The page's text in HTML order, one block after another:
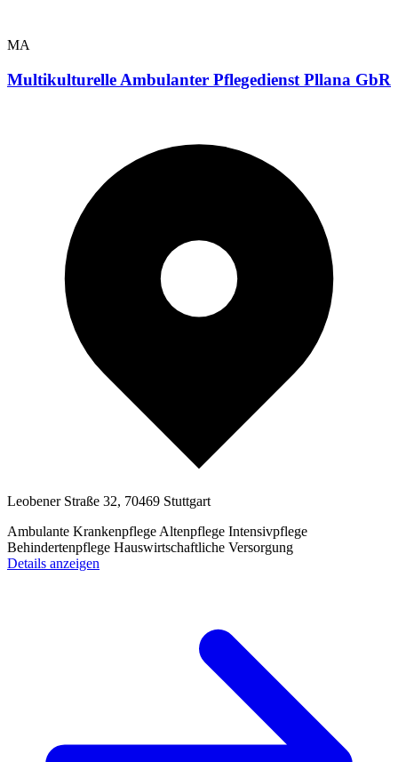
MA
Multikulturelle Ambulanter Pflegedienst Pllana GbR
Leobener Straße 32, 70469 Stuttgart
Ambulante Krankenpflege Altenpflege Intensivpflege
Behindertenpflege Hauswirtschaftliche Versorgung
Details anzeigen